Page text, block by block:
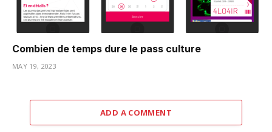
Combien de temps dure le pass culture
MAY 19, 2023
ADD A COMMENT